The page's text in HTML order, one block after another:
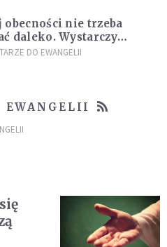
obecności nie trzeba
daleko. Wystarczy
się słuchać
DO EWANGELII
EWANGELII